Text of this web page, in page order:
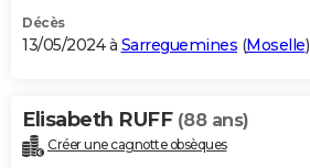
Décès
13/05/2024 à Sarreguemines (Moselle)
Elisabeth RUFF (88 ans)
Créer une cagnotte obsèques